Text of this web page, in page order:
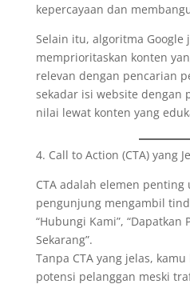
kepercayaan dan
Selain itu, algoritma Google
memprioritaskan konten
relevan dengan pencarian
sekadar isi website dengan
nilai lewat konten yang
4. Call to Action (CTA) yang
CTA adalah elemen
pengunjung mengambil
“Hubungi Kami”, “Dapatkan
Sekarang”.
Tanpa CTA yang jelas,
potensi pelanggan meski